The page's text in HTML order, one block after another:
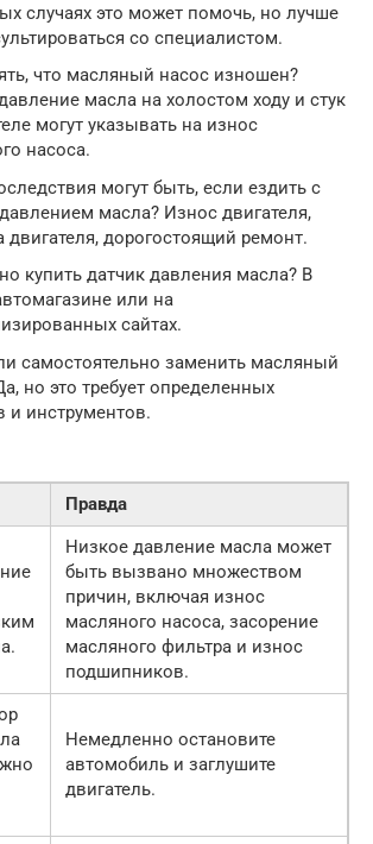
случаях это может помочь, но лучше
со специалистом.
что масляный насос изношен?
масла на холостом ходу и стук
могут указывать на износ
насоса.
могут быть, если ездить с
масла? Износ двигателя,
двигателя, дорогостоящий ремонт.
купить датчик давления масла? В
или на
сайтах.
самостоятельно заменить масляный
но это требует определенных
и инструментов.
Правда
Низкое давление масла может
быть вызвано множеством
причин, включая износ
масляного насоса, засорение
масляного фильтра и износ
подшипников.
Немедленно остановите
автомобиль и заглушите
двигатель.